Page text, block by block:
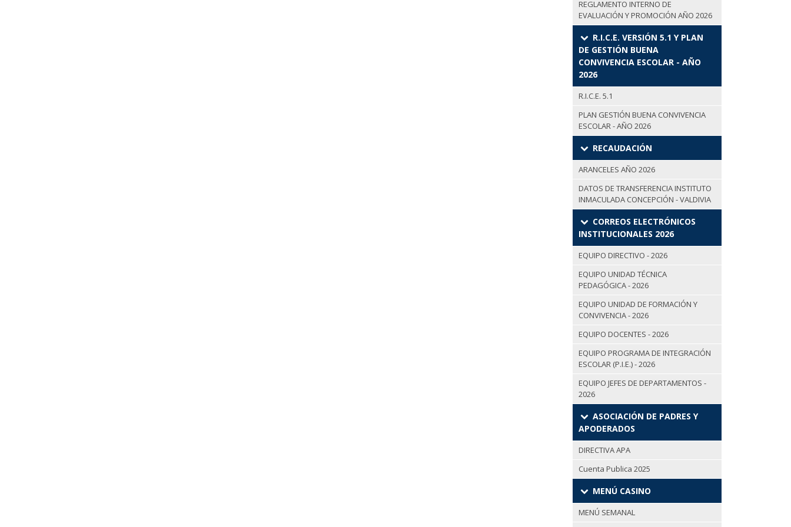
REGLAMENTO INTERNO DE
EVALUACIÓN Y PROMOCIÓN AÑO 2026
R.I.C.E. VERSIÓN 5.1 Y PLAN
DE GESTIÓN BUENA
CONVIVENCIA ESCOLAR - AÑO
2026
R.I.C.E. 5.1
PLAN GESTIÓN BUENA CONVIVENCIA
ESCOLAR - AÑO 2026
RECAUDACIÓN
ARANCELES AÑO 2026
DATOS DE TRANSFERENCIA INSTITUTO
INMACULADA CONCEPCIÓN - VALDIVIA
CORREOS ELECTRÓNICOS
INSTITUCIONALES 2026
EQUIPO DIRECTIVO - 2026
EQUIPO UNIDAD TÉCNICA
PEDAGÓGICA - 2026
EQUIPO UNIDAD DE FORMACIÓN Y
CONVIVENCIA - 2026
EQUIPO DOCENTES - 2026
EQUIPO PROGRAMA DE INTEGRACIÓN
ESCOLAR (P.I.E.) - 2026
EQUIPO JEFES DE DEPARTAMENTOS -
2026
ASOCIACIÓN DE PADRES Y
APODERADOS
DIRECTIVA APA
Cuenta Publica 2025
MENÚ CASINO
MENÚ SEMANAL